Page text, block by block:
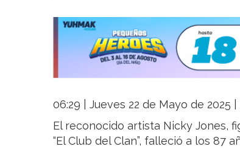
06:29 | Jueves 22 de Mayo de
El reconocido artista Nicky Jones,
“El Club del Clan”, falleció a los 87